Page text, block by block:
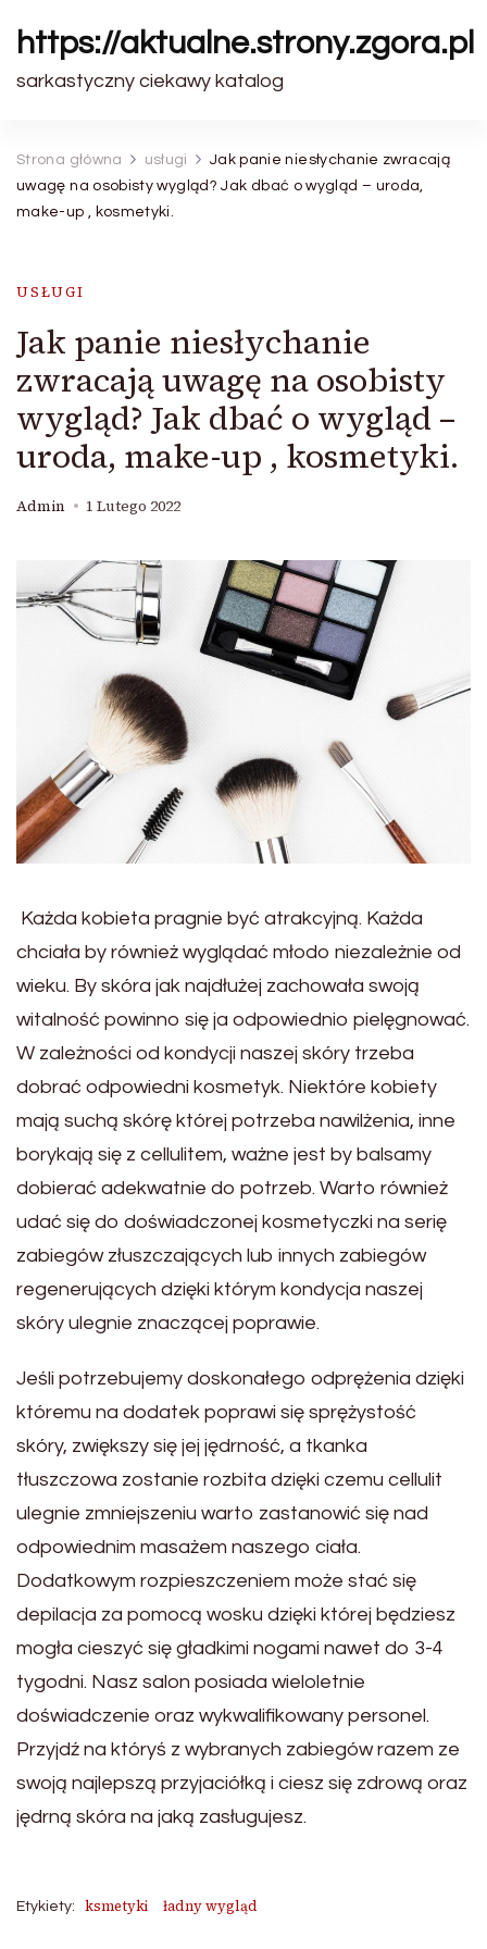
https://aktualne.strony.zgora.pl
sarkastyczny ciekawy katalog
Strona główna usługi
Jak panie niesłychanie zwracają
uwagę na osobisty wygląd? Jak dbać o wygląd – uroda,
make-up , kosmetyki.
USŁUGI
Jak panie niesłychanie
zwracają uwagę na osobisty
wygląd? Jak dbać o wygląd –
uroda, make-up , kosmetyki.
Admin 1 Lutego 2022
Każda kobieta pragnie być atrakcyjną. Każda
chciała by również wyglądać młodo niezależnie od
wieku. By skóra jak najdłużej zachowała swoją
witalność powinno się ja odpowiednio pielęgnować.
W zależności od kondycji naszej skóry trzeba
dobrać odpowiedni kosmetyk. Niektóre kobiety
mają suchą skórę której potrzeba nawilżenia, inne
borykają się z cellulitem, ważne jest by balsamy
dobierać adekwatnie do potrzeb. Warto również
udać się do doświadczonej kosmetyczki na serię
zabiegów złuszczających lub innych zabiegów
regenerujących dzięki którym kondycja naszej
skóry ulegnie znaczącej poprawie.
Jeśli potrzebujemy doskonałego odprężenia dzięki
któremu na dodatek poprawi się sprężystość
skóry, zwiększy się jej jędrność, a tkanka
tłuszczowa zostanie rozbita dzięki czemu cellulit
ulegnie zmniejszeniu warto zastanowić się nad
odpowiednim masażem naszego ciała.
Dodatkowym rozpieszczeniem może stać się
depilacja za pomocą wosku dzięki której będziesz
mogła cieszyć się gładkimi nogami nawet do 3-4
tygodni. Nasz salon posiada wieloletnie
doświadczenie oraz wykwalifikowany personel.
Przyjdź na któryś z wybranych zabiegów razem ze
swoją najlepszą przyjaciółką i ciesz się zdrową oraz
jędrną skóra na jaką zasługujesz.
Etykiety: ksmetyki ładny wygląd